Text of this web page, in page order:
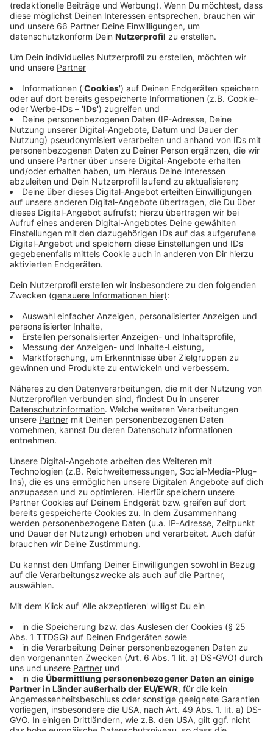
Prozess rund um den Düsseldorfer
KarnevalswagenbauerJacques Tillyin Moskau
fortgesetzt. Nachdem Tilly im April bereits verurteilt
worden war, startet nun ein Revisionsprozess . Nach
Angaben von Jacques Tilly geht die Revision nicht von
darüber informiert, dass für heute eine Verhandlung
angesetzt sei. Das sagte Tilly gegenüber der
Deutschen Presse-Agentur.
Anzeige
Wer die Revision beantragt hat, ist unklar
Anzeige
Bislang ist nach Tillys Angaben nicht bekannt, wer
genau die Revision beantragt hat. Im April hatte ein
Gericht in Moskau den Karnevalswagenbauer zu
achteinhalb Jahren Haft verurteilt. Hintergrund sind
von Tilly gestaltete Karnevalswagen, die Kremlchef
Wladimir Putin und den von ihm befohlenen Krieg
gegen die Ukraine kritisieren.
Der Fall hatte international für Aufmerksamkeit
ausgegangen, dass die Angelegenheit mit dem Urteil
zunächst abgeschlossen sei.
Anzeige
Mehr Infos und Links zum Thema:
Anzeige
So haben wir über die Verurteilung berichtet
Tilly hat breite Unterstützung in der Düsseldorfer
Stadtgesellschaft
Mehr News aus Düsseldorf
Anzeige
Folge uns für mehr News & Updates:
Anzeige